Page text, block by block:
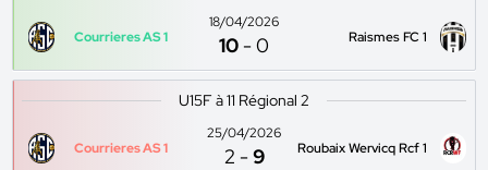
Courrieres AS 1
18/04/2026
10 -0 Raismes FC 1
U15F à 11 Régional 2
Courrieres AS 1
25/04/2026
2 -9 Roubaix Wervicq Rcf 1